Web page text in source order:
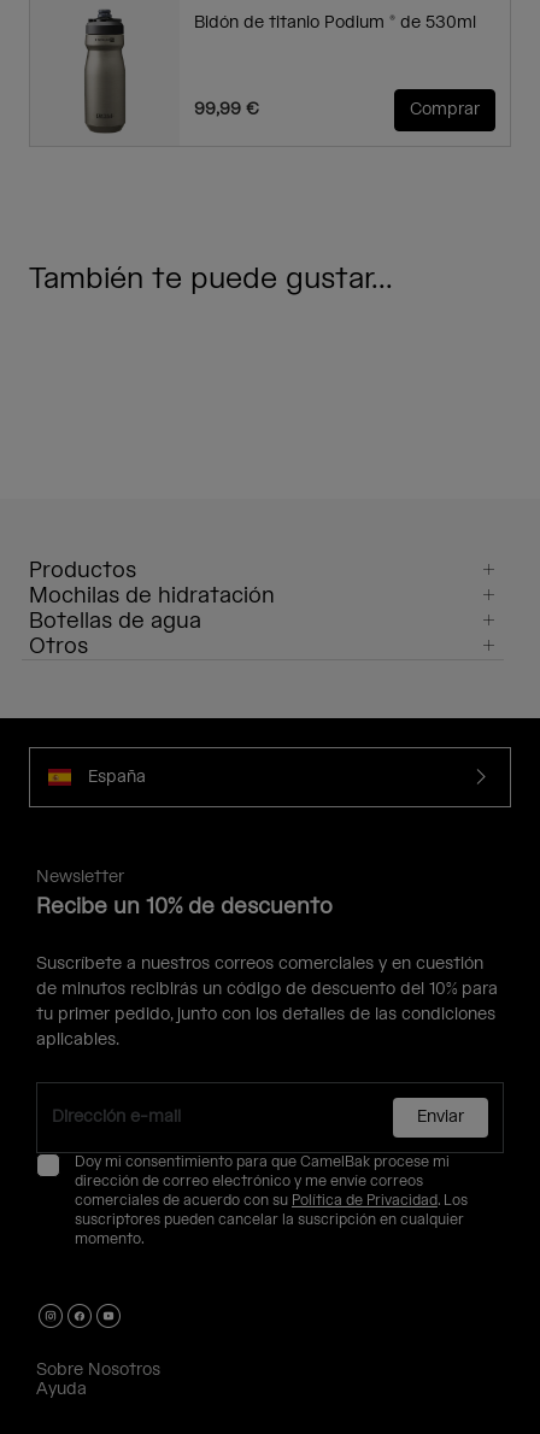
Bidón de titanio Podium ® de 530ml
99,99 € Comprar
También te puede gustar...
Productos
Mochilas de hidratación
Botellas de agua
Otros
España
Newsletter
Recibe un 10% de descuento
Suscríbete a nuestros correos comerciales y en cuestión
de minutos recibirás un código de descuento del 10% para
tu primer pedido, junto con los detalles de las condiciones
aplicables.
Enviar
Doy mi consentimiento para que CamelBak procese mi
dirección de correo electrónico y me envíe correos
comerciales de acuerdo con su Política de Privacidad. Los
suscriptores pueden cancelar la suscripción en cualquier
momento.
Sobre Nosotros
Ayuda